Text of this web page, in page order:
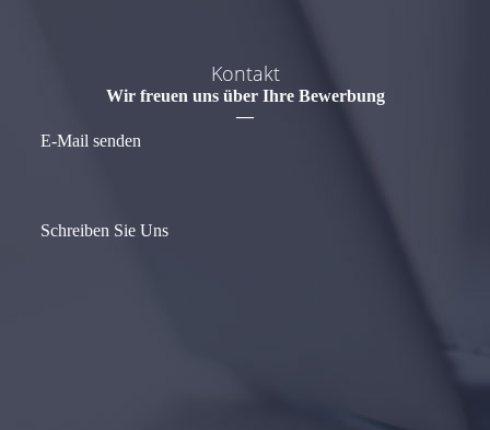
Kontakt
Wir freuen uns über Ihre Bewerbung
—
E-Mail senden
Schreiben Sie Uns